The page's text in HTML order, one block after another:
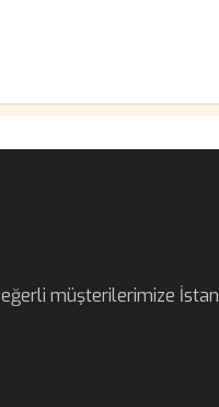
müşterilerimize